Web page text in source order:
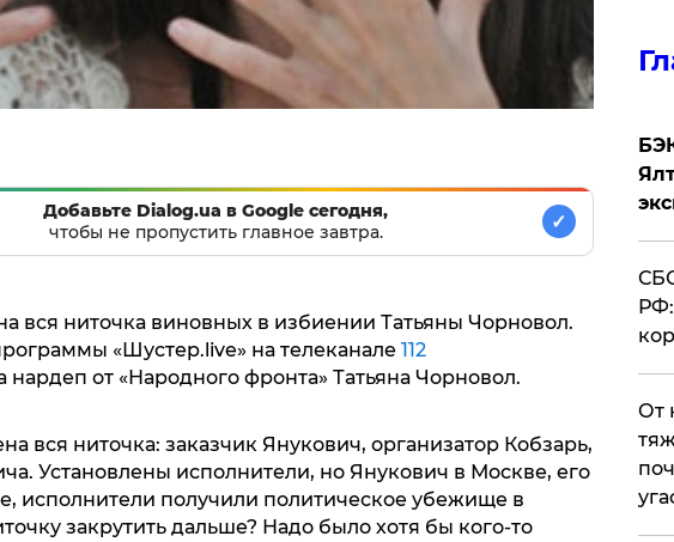
Добавьте Dialog.ua в Google сегодня,
чтобы не пропустить главное завтра.
✓
вся ниточка виновных в избиении Татьяны Чорновол.
«Шустер.live» на телеканале 112
от «Народного фронта» Татьяна Чорновол.
вся ниточка: заказчик Янукович, организатор Кобзарь,
Установлены исполнители, но Янукович в Москве, его
исполнители получили политическое убежище в
закрутить дальше? Надо было хотя бы кого-то
От